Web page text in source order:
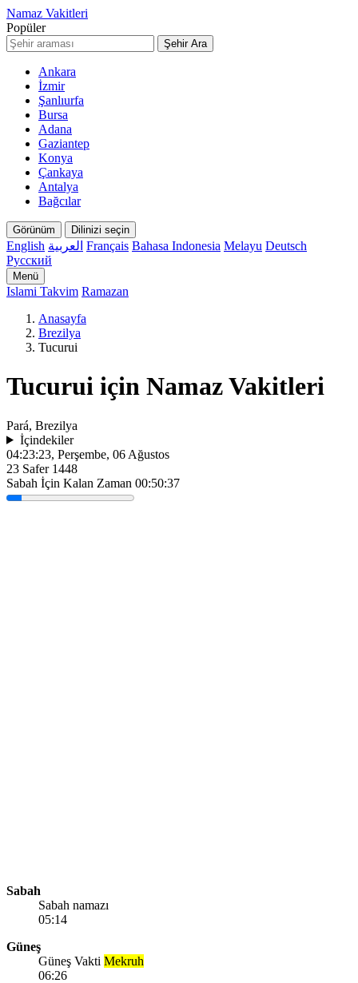
Namaz Vakitleri
Popüler
Şehir Ara
Ankara
İzmir
Şanlıurfa
Bursa
Adana
Gaziantep
Konya
Çankaya
Antalya
Bağcılar
Görünüm Dilinizi seçin
English العربية Français Bahasa Indonesia Melayu Deutsch
Русский
Menü
Islami Takvim Ramazan
Anasayfa
Brezilya
Tucurui
Tucurui için Namaz Vakitleri
Pará, Brezilya
İçindekiler
04:23:23, Perşembe, 06 Ağustos
23 Safer 1448
Sabah İçin Kalan Zaman 00:50:37
Sabah
Sabah namazı
05:14
Güneş
Güneş Vakti Mekruh
06:26